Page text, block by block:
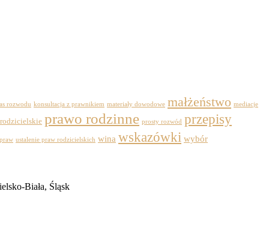
rozwodu konsultacja z prawnikiem materiały dowodowe małżeństwo mediacje
prawo rodzinne prosty rozwód przepisy
ustalenie praw rodzicielskich wina wskazówki wybór
Biała, Śląsk